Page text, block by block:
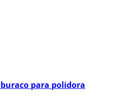
para polidora